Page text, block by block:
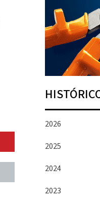
2026
2025
2024
2023